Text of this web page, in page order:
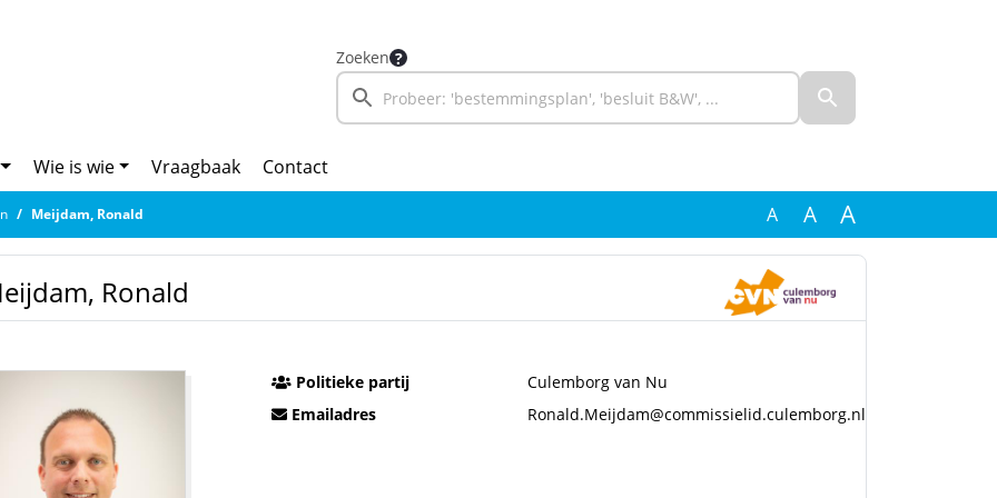
Zoeken
Wie is wie Vraagbaak Contact
Meijdam, Ronald A A A
Ronald
Politieke partij
Culemborg van Nu
Emailadres
Ronald.Meijdam@commissielid.culemborg.nl